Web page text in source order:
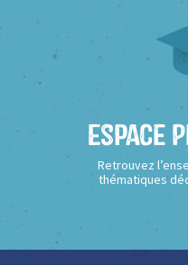
Espace
Retrouvez
thématiques